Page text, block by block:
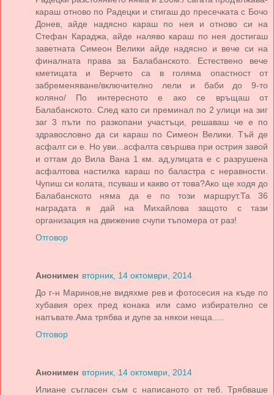
караш отново по Радецки и стигаш до пресечката с Бочо
Донев, айде надясно караш по нея и отново си на
Стефан Караджа, айде наляво караш по нея достигаш
заветната Симеон Велики айде надясно и вече си на
финалната права за Балабанското. Естествено вече
кметицата и Верчето са в голяма опастност от
забременяване/включително лели и баби до 9-то
коляно/ По интересното е ако се връщаш от
Балабанското. След като си преминал по 2 улици на зиг
заг 3 пъти по разкопани участъци, решаваш че е по
здравословно да си караш по Симеон Велики. Тъй де
асфалт си е. Но уви...асфалта свършва при острия завой
и оттам до Вила Вана 1 км. ад,улицата е с разрушена
асфалтова настилка караш по баластра с неравности.
Чупиш си колата, псуваш и какво от това?Ако ще ходя до
Балабанското няма да е по този маршрут.Та 36
наградата я дай на Михайлова защото с тази
организация на движение счупи тъпомера от раз!
Отговор
Анонимен вторник, 14 октомври, 2014
До г-н Маринов,не видяхме рев и фотосесия на къде по
хубавия орех пред конака или само избирателно се
напъвате.Ама трябва и дупе за някои неща.....
Отговор
Анонимен вторник, 14 октомври, 2014
Илиане съгласен съм с написаното от теб. Трябваше